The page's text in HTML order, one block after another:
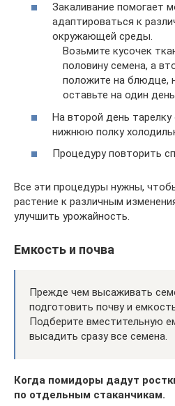
Закаливание помогает
адаптироваться к
окружающей среды.
Возьмите кусочек
половину семена, а
положите на блюдце,
оставьте на один
На второй день тарелку
нижнюю полку
Процедуру повторить
Все эти процедуры нужны,
растение к различным
улучшить урожайность.
Емкость и почва
Прежде чем высаживать
подготовить почву и
Подберите вместительную
высадить сразу все семена.
Когда помидоры дадут
по отдельным стаканчикам.